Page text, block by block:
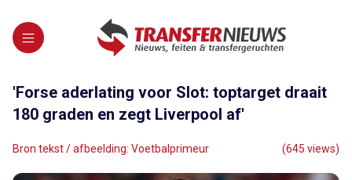
'Forse aderlating voor Slot: toptarget draait
180 graden en zegt Liverpool af'
Bron tekst / afbeelding: Voetbalprimeur (645 views)